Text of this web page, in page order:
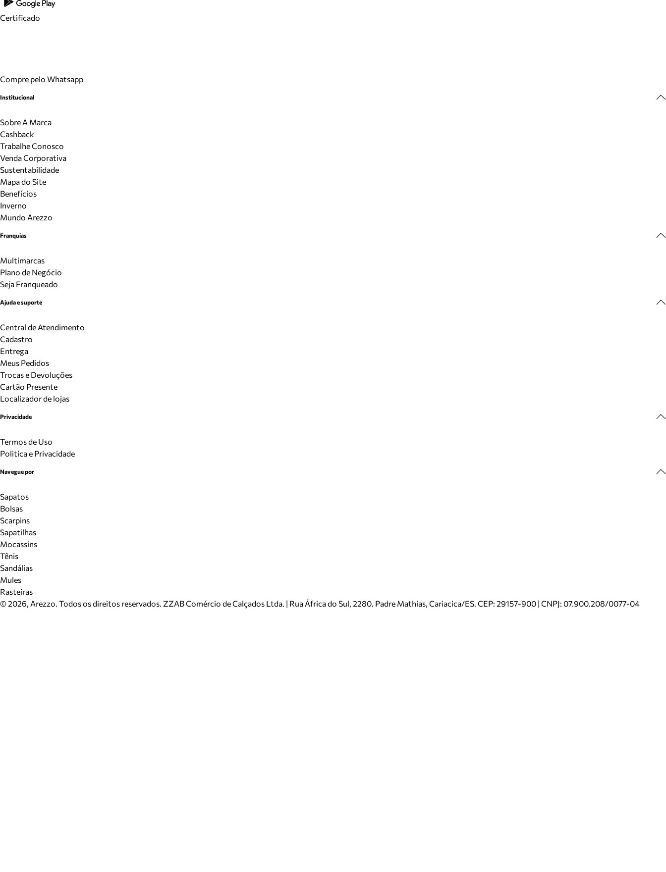
Certificado
Compre pelo Whatsapp
Institucional
Sobre A Marca
Cashback
Trabalhe Conosco
Venda Corporativa
Sustentabilidade
Mapa do Site
Benefícios
Inverno
Mundo Arezzo
Franquias
Multimarcas
Plano de Negócio
Seja Franqueado
Ajuda e suporte
Central de Atendimento
Cadastro
Entrega
Meus Pedidos
Trocas e Devoluções
Cartão Presente
Localizador de lojas
Privacidade
Termos de Uso
Politica e Privacidade
Navegue por
Sapatos
Bolsas
Scarpins
Sapatilhas
Mocassins
Tênis
Sandálias
Mules
Rasteiras
©2026, Arezzo. Todos os direitos reservados. ZZAB Comércio de Calçados Ltda. | Rua África do Sul, 2280. Padre Mathias, Cariacica/ES. CEP: 29157-900 | CNPJ: 07.900.208/0077-04